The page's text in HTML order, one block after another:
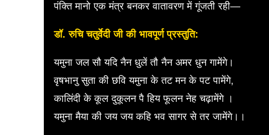
पंक्ति मानो एक मंत्र बनकर वातावरण में गूंजती रही—
डॉ. रुचि चतुर्वेदी जी की भावपूर्ण प्रस्तुति:
यमुना जल सौ यदि नैन धुलें तौ नैन अमर धुन गामेंगे।
वृषभानु सुता की छवि यमुना के तट मन के पट पामेंगे,
कालिंदी के कूल दुकूलन पै हिय फूलन नेह चढ़ामेंगे ।
यमुना मैया की जय जय कहि भव सागर से तर जामेंगे।।